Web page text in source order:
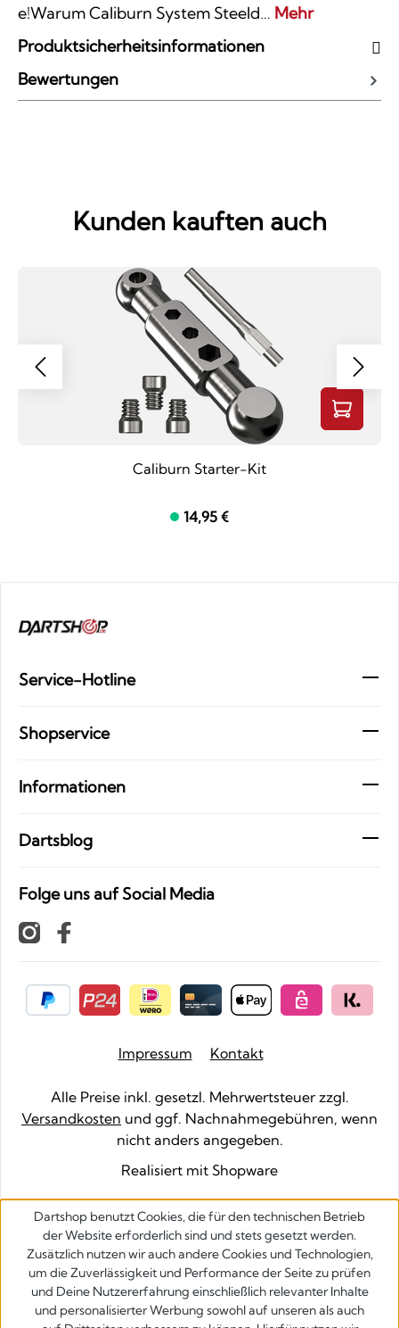
e!Warum Caliburn System Steeld… Mehr
Produktsicherheitsinformationen
Bewertungen
Kunden kauften auch
Caliburn Starter-Kit
14,95 €
Service-Hotline
Shopservice
Informationen
Dartsblog
Folge uns auf Social Media
Impressum Kontakt
Alle Preise inkl. gesetzl. Mehrwertsteuer zzgl.
Versandkosten und ggf. Nachnahmegebühren, wenn
nicht anders angegeben.
Realisiert mit Shopware
Dartshop benutzt Cookies, die für den technischen Betrieb
der Website erforderlich sind und stets gesetzt werden.
Zusätzlich nutzen wir auch andere Cookies und Technologien,
um die Zuverlässigkeit und Performance der Seite zu prüfen
und Deine Nutzererfahrung einschließlich relevanter Inhalte
und personalisierter Werbung sowohl auf unseren als auch